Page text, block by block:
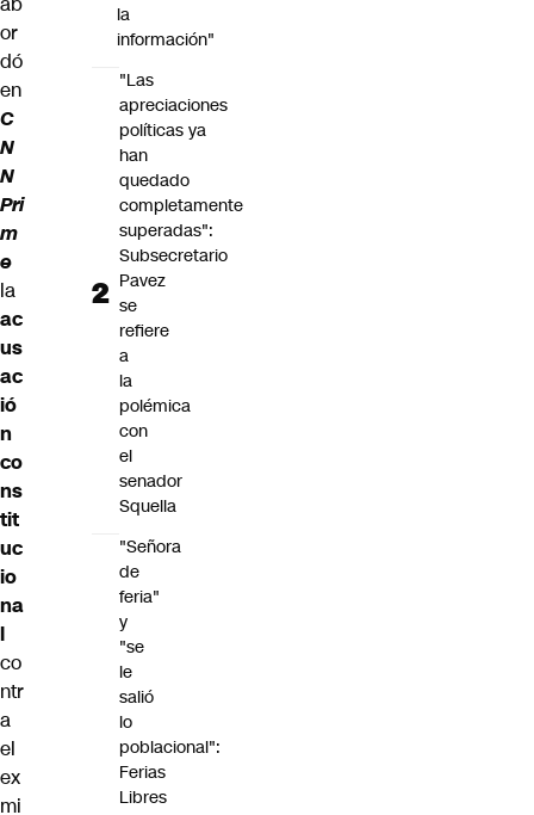
or
dó
en
C
N
N
Pri
m
e
la
ac
us
ac
ió
n
co
ns
tit
uc
io
na
l
co
ntr
a
el
ex
mi
la
información"
"Las
apreciaciones
políticas ya
han
quedado
completamente
superadas":
Subsecretario
Pavez
se
refiere
a
la
polémica
con
el
senador
Squella
"Señora
de
feria"
y
"se
le
salió
lo
poblacional":
Ferias
Libres